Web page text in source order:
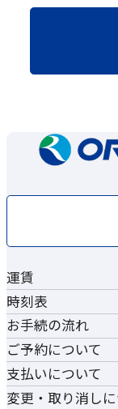
運賃
時刻表
お手続の流れ
ご予約について
支払いについて
変更・取り消し